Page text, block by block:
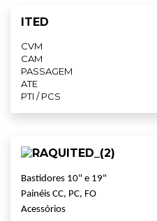
ITED
CVM
CAM
PASSAGEM
ATE
PTI / PCS
Bastidores 10" e 19"
Painéis CC, PC, FO
Acessórios